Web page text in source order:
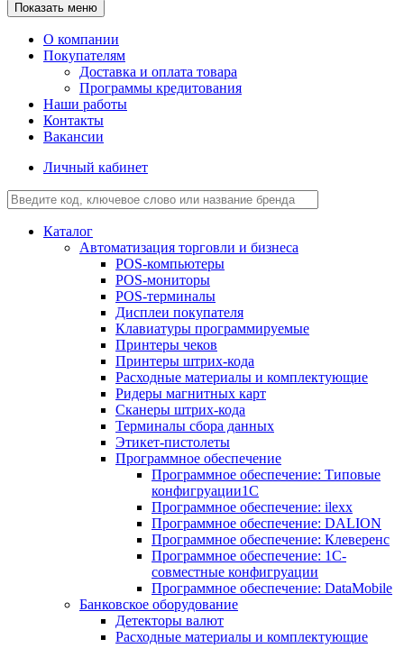
Показать меню
О компании
Покупателям
Доставка и оплата товара
Программы кредитования
Наши работы
Контакты
Вакансии
Личный кабинет
Каталог
Автоматизация торговли и бизнеса
POS-компьютеры
POS-мониторы
POS-терминалы
Дисплеи покупателя
Клавиатуры программируемые
Принтеры чеков
Принтеры штрих-кода
Расходные материалы и комплектующие
Ридеры магнитных карт
Сканеры штрих-кода
Терминалы сбора данных
Этикет-пистолеты
Программное обеспечение
Программное обеспечение: Типовые
конфигруации1С
Программное обеспечение: ilexx
Программное обеспечение: DALION
Программное обеспечение: Клеверенс
Программное обеспечение: 1С-
совместные конфигруации
Программное обеспечение: DataMobile
Банковское оборудование
Детекторы валют
Расходные материалы и комплектующие